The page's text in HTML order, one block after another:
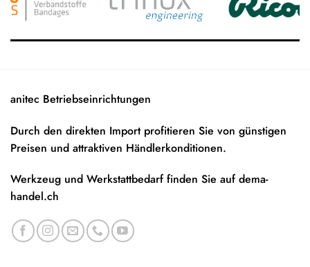
anitec Betriebseinrichtungen
Durch den direkten Import profitieren Sie von günstigen
Preisen und attraktiven Händlerkonditionen.
Werkzeug und Werkstattbedarf finden Sie aufdema-
handel.ch